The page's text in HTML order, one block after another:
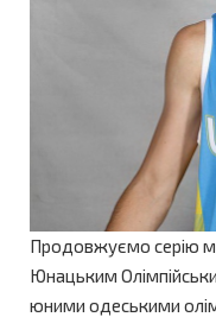
Продовжуємо серію
Юнацьким
юними одеськими